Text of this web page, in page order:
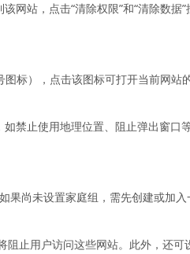
网站，点击“清除权限”和“清除数
标），点击该图标可打开当前网站
禁止使用地理位置、阻止弹出窗
果尚未设置家庭组，需先创建或加
止用户访问这些网站。此外，还